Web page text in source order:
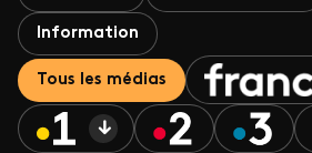
Information
Tous les médias